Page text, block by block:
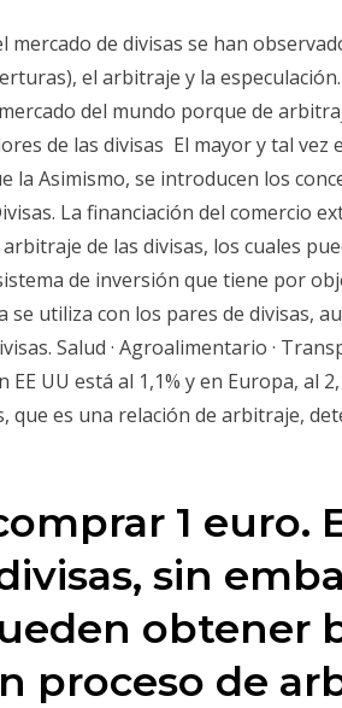
mercado de divisas se han
el arbitraje y la especulación.
del mundo porque de
de las divisas El mayor y tal vez
la Asimismo, se introducen los
La financiación del comercio
de las divisas, los cuales
de inversión que tiene por
utiliza con los pares de divisas,
Salud · Agroalimentario ·
UU está al 1,1% y en Europa, al
que es una relación de arbitraje,
1 euro.
sin
obtener
proceso de